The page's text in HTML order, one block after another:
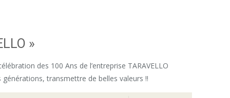
»
des 100 Ans de l’entreprise TARAVELLO
transmettre de belles valeurs !!